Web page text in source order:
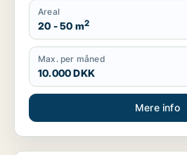
Areal
20 - 50 m2
Max. per måned
10.000 DKK
Mere info